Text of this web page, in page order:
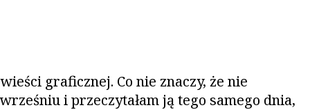
graficznej. Co nie znaczy, że nie
i przeczytałam ją tego samego dnia,